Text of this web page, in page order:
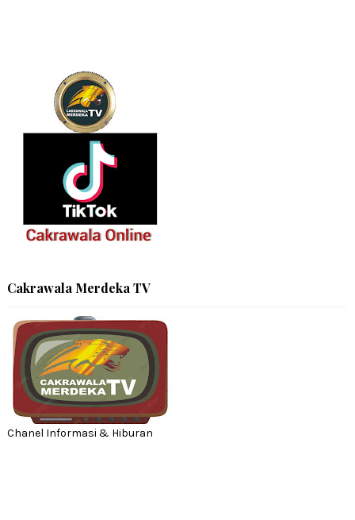
Cakrawala Merdeka TV
Chanel Informasi & Hiburan